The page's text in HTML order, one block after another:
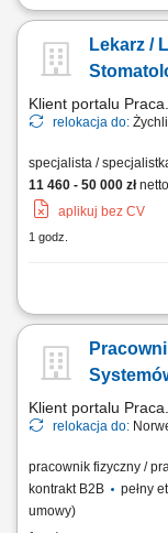
Zakres obowiązków:
Prezentowanie oferty
produktów.
Lekarz /
Klient portalu
relokacja do:
specjalista /
11 460 - 50 000 zł
aplikuj bez CV
1 godz.
Udzielanie świadczeń
planowanie leczenia
finansowanych przez
Klient portalu
relokacja do:
pracownik fizyczny /
kontrakt B2B
pełny
umowy)